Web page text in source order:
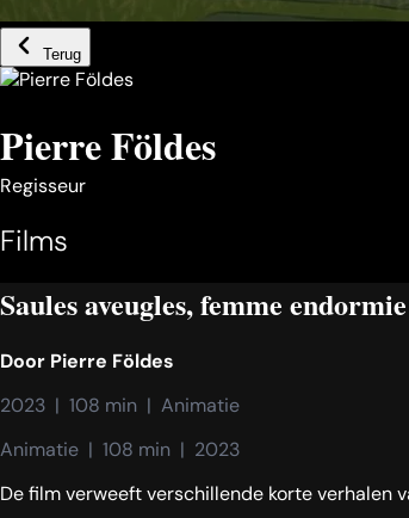
Terug
Pierre Földes
Regisseur
Films
Saules aveugles, femme endormie
Door Pierre Földes
2023  |  108 min  |  Animatie
Animatie  |  108 min  |  2023
De film verweeft verschillende korte verhalen